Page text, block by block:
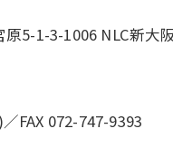
5-1-3-1006 NLC新大
FAX 072-747-9393